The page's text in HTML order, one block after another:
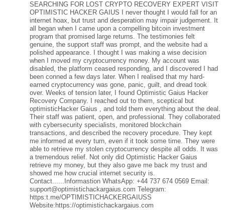
SEARCHING FOR LOST CRYPTO RECOVERY EXPERT VISIT
OPTIMISTIC HACKER GAIUS I never thought I would fall for an
internet hoax, but trust and desperation may impair judgement. It
all began when I came upon a compelling bitcoin investment
program that promised large returns. The testimonies felt
genuine, the support staff was prompt, and the website had a
polished appearance. I thought I was making a wise decision
when I moved my cryptocurrency money. My account was
disabled, the platform ceased responding, and I discovered I had
been conned a few days later. When I realised that my hard-
earned cryptocurrency was gone, panic, guilt, and dread took
over. Weeks of tension later, I found Optimistic Gaius Hacker
Recovery Company. I reached out to them, sceptical but
optimisticHacker Gaius , and told them everything about the deal.
Their staff was patient, open, and professional. They collaborated
with cybersecurity specialists, monitored blockchain
transactions, and described the recovery procedure. They kept
me informed at every turn, even if it took some time. They were
able to retrieve my stolen cryptocurrency despite all odds. It was
a tremendous relief. Not only did Optimistic Hacker Gaius
retrieve my money, but they also gave me back my trust and
showed me how crucial internet security is.
Contact......Informastion WhatsApp: +44 737 674 0569 Email:
support@optimistichackargaius.com Telegram:
https:t.me/OPTIMISTICHACKERGAIUSS
Website:https://optimistichackargaius.com